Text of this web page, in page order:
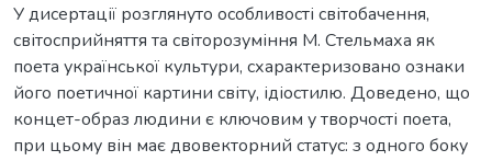
У дисертації розглянуто особливості світобачення,
світосприйняття та світорозуміння М. Стельмаха як
поета української культури, схарактеризовано ознаки
його поетичної картини світу, ідіостилю. Доведено, що
концет-образ людини є ключовим у творчості поета,
при цьому він має двовекторний статус: з одного боку